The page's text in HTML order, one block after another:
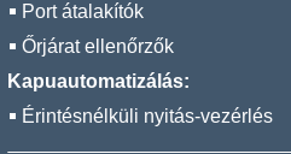
Port átalakítók
Őrjárat ellenőrzők
Kapuautomatizálás:
Érintésnélküli nyitás-vezérlés